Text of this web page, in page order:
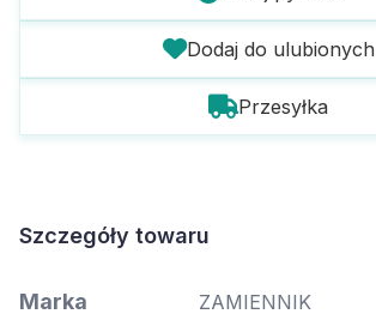
Dodaj do ulubionych
Przesyłka
Szczegóły towaru
Marka ZAMIENNIK